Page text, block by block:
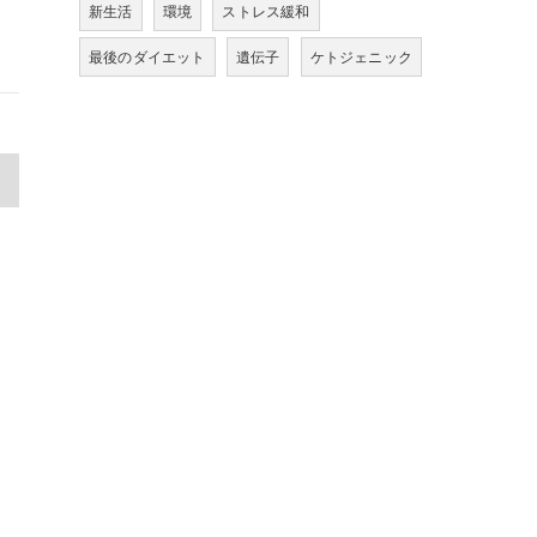
新生活 環境 ストレス緩和
最後のダイエット 遺伝子 ケトジェニック